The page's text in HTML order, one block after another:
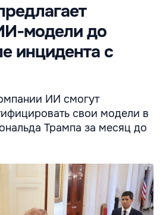
до
инцидента с
ИИ смогут
свои модели в
Трампа за месяц до